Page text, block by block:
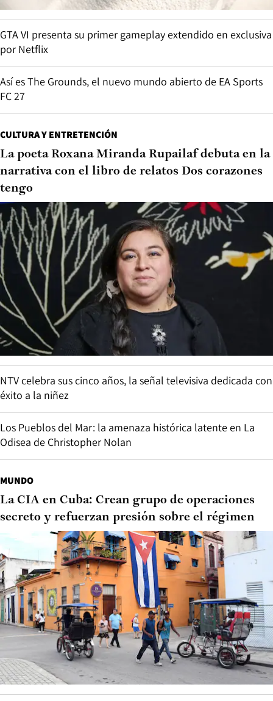
GTA VI presenta su primer gameplay extendido en exclusiva
por Netflix
Así es The Grounds, el nuevo mundo abierto de EA Sports
FC 27
CULTURA Y ENTRETENCIÓN
La poeta Roxana Miranda Rupailaf debuta en la
narrativa con el libro de relatos Dos corazones
tengo
NTV celebra sus cinco años, la señal televisiva dedicada con
éxito a la niñez
Los Pueblos del Mar: la amenaza histórica latente en La
Odisea de Christopher Nolan
MUNDO
La CIA en Cuba: Crean grupo de operaciones
secreto y refuerzan presión sobre el régimen